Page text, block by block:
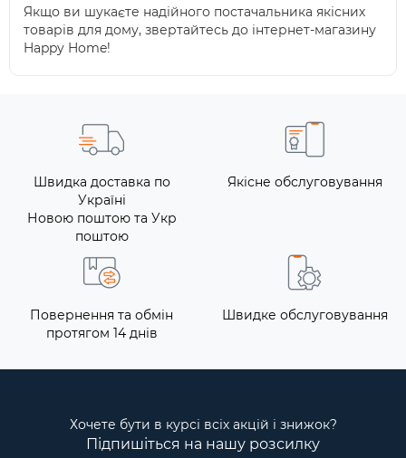
Якщо ви шукаєте надійного постачальника якісних
товарів для дому, звертайтесь до інтернет-магазину
Happy Home!
Швидка доставка по
Україні
Новою поштою та Укр
поштою
Якісне обслуговування
Повернення та обмін
протягом 14 днів
Швидке обслуговування
Хочете бути в курсі всіх акцій і знижок?
Підпишіться на нашу розсилку